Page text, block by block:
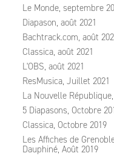
Le Monde, septembre
Diapason, août 2021
Bachtrack.com, août
Classica, août 2021
L'OBS, août 2021
ResMusica, Juillet 2021
La Nouvelle
5 Diapasons, Octobre
Classica, Octobre 2019
Les Affiches de
Dauphiné, Août 2019